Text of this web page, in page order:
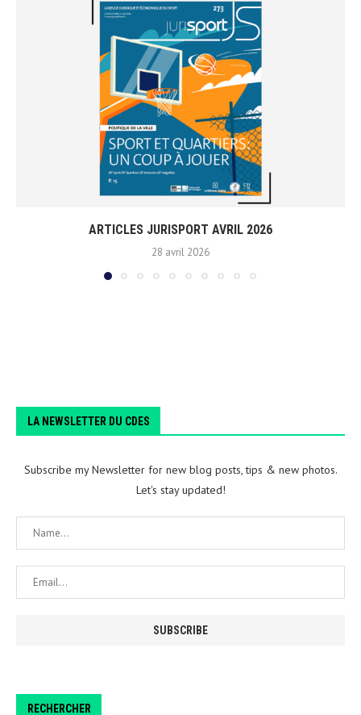
ARTICLES JURISPORT AVRIL 2026
28 avril 2026
LA NEWSLETTER DU CDES
Subscribe my Newsletter for new blog posts, tips & new photos.
Let's stay updated!
RECHERCHER